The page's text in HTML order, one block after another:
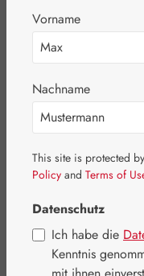
Bildergalerie
Vorname
Nachname
This site is protected by
Policy and Terms of
Datenschutz
Ich habe die
Kenntnis